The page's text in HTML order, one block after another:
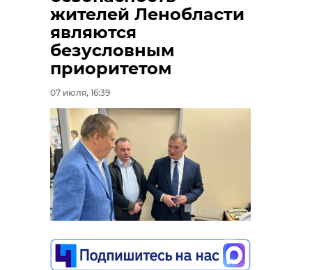
жителей Ленобласти
являются
безусловным
приоритетом
07 июля, 16:39